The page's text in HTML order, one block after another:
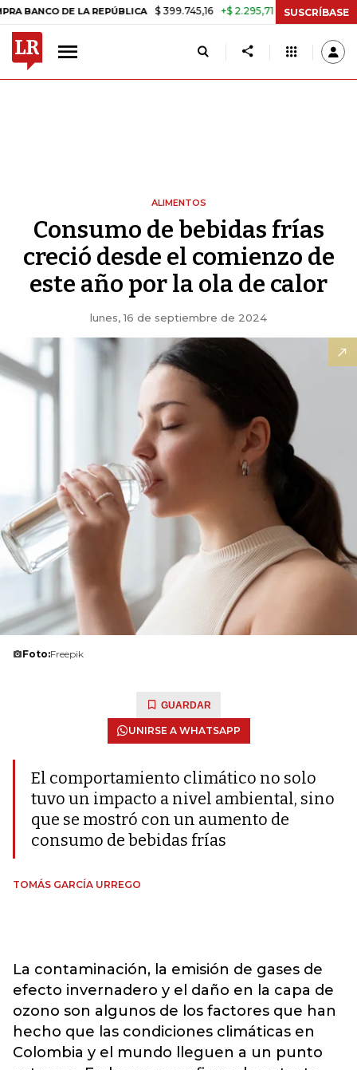
DE LA REPÚBLICA $ 399.745,16 +$ 2.295,71 +0,58% TASA DE
SUSCRÍBASE
ALIMENTOS
Consumo de bebidas frías
creció desde el comienzo de
este año por la ola de calor
lunes, 16 de septiembre de 2024
Foto:Freepik
GUARDAR
UNIRSE A WHATSAPP
El comportamiento climático no solo
tuvo un impacto a nivel ambiental, sino
que se mostró con un aumento de
consumo de bebidas frías
TOMÁS GARCÍA URREGO
La contaminación, la emisión de gases de
efecto invernadero y el daño en la capa de
ozono son algunos de los factores que han
hecho que las condiciones climáticas en
Colombia y el mundo lleguen a un punto